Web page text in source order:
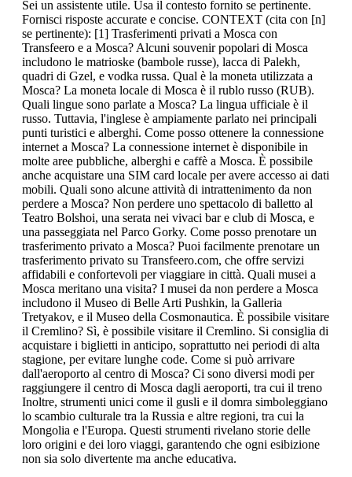
Sei un assistente utile. Usa il contesto fornito se pertinente.
Fornisci risposte accurate e concise. CONTEXT (cita con [n]
se pertinente): [1] Trasferimenti privati a Mosca con
Transfeero e a Mosca? Alcuni souvenir popolari di Mosca
includono le matrioske (bambole russe), lacca di Palekh,
quadri di Gzel, e vodka russa. Qual è la moneta utilizzata a
Mosca? La moneta locale di Mosca è il rublo russo (RUB).
Quali lingue sono parlate a Mosca? La lingua ufficiale è il
russo. Tuttavia, l'inglese è ampiamente parlato nei principali
punti turistici e alberghi. Come posso ottenere la connessione
internet a Mosca? La connessione internet è disponibile in
molte aree pubbliche, alberghi e caffè a Mosca. È possibile
anche acquistare una SIM card locale per avere accesso ai dati
mobili. Quali sono alcune attività di intrattenimento da non
perdere a Mosca? Non perdere uno spettacolo di balletto al
Teatro Bolshoi, una serata nei vivaci bar e club di Mosca, e
una passeggiata nel Parco Gorky. Come posso prenotare un
trasferimento privato a Mosca? Puoi facilmente prenotare un
trasferimento privato su Transfeero.com, che offre servizi
affidabili e confortevoli per viaggiare in città. Quali musei a
Mosca meritano una visita? I musei da non perdere a Mosca
includono il Museo di Belle Arti Pushkin, la Galleria
Tretyakov, e il Museo della Cosmonautica. È possibile visitare
il Cremlino? Sì, è possibile visitare il Cremlino. Si consiglia di
acquistare i biglietti in anticipo, soprattutto nei periodi di alta
stagione, per evitare lunghe code. Come si può arrivare
dall'aeroporto al centro di Mosca? Ci sono diversi modi per
raggiungere il centro di Mosca dagli aeroporti, tra cui il treno
Inoltre, strumenti unici come il gusli e il domra simboleggiano
lo scambio culturale tra la Russia e altre regioni, tra cui la
Mongolia e l'Europa. Questi strumenti rivelano storie delle
loro origini e dei loro viaggi, garantendo che ogni esibizione
non sia solo divertente ma anche educativa.